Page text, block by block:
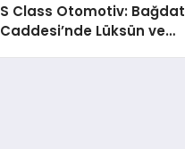
S Class Otomotiv: Bağdat
Caddesi’nde Lüksün ve